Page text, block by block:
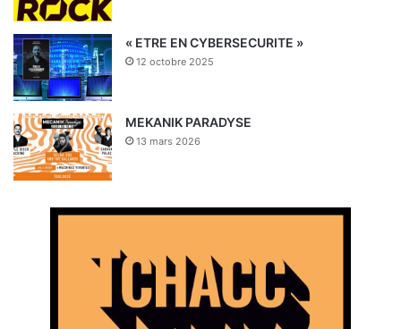
« ETRE EN CYBERSECURITE »
12 octobre 2025
MEKANIK PARADYSE
13 mars 2026